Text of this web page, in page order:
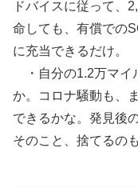
ドバイスに従って、
命しても、有償での
に充当できるだけ。
・自分の1.2万マイ
か。コロナ騒動も、
できるかな。発見後
そのこと、捨てるの